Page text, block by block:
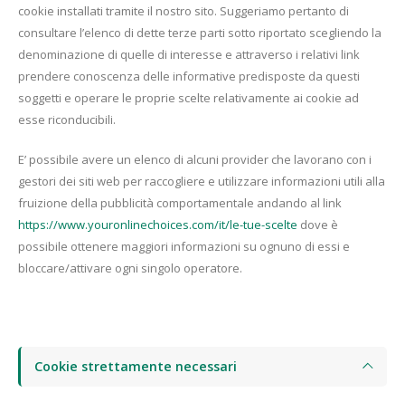
cookie installati tramite il nostro sito. Suggeriamo pertanto di
consultare l’elenco di dette terze parti sotto riportato scegliendo la
denominazione di quelle di interesse e attraverso i relativi link
prendere conoscenza delle informative predisposte da questi
soggetti e operare le proprie scelte relativamente ai cookie ad
esse riconducibili.
E’ possibile avere un elenco di alcuni provider che lavorano con i
gestori dei siti web per raccogliere e utilizzare informazioni utili alla
fruizione della pubblicità comportamentale andando al link
https://www.youronlinechoices.com/it/le-tue-scelte dove è
possibile ottenere maggiori informazioni su ognuno di essi e
bloccare/attivare ogni singolo operatore.
Cookie strettamente necessari